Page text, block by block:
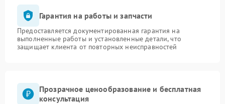
Гарантия на работы и запчасти
Предоставляется документированная гарантия на
выполненные работы и установленные детали, что
защищает клиента от повторных неисправностей
Прозрачное ценообразование и бесплатная
консультация